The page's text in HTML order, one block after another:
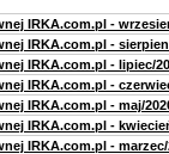
IRKA.com.pl -
IRKA.com.pl -
IRKA.com.pl - lipiec/
IRKA.com.pl -
IRKA.com.pl - maj/
IRKA.com.pl -
IRKA.com.pl - marzec/